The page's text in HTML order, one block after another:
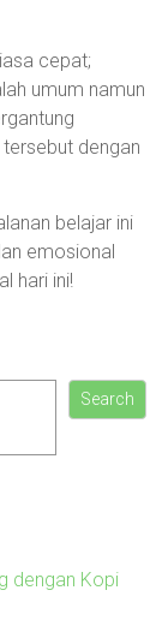
cepat;
umum namun
dengan
belajar ini
emosional
hari ini!
Search
dengan Kopi